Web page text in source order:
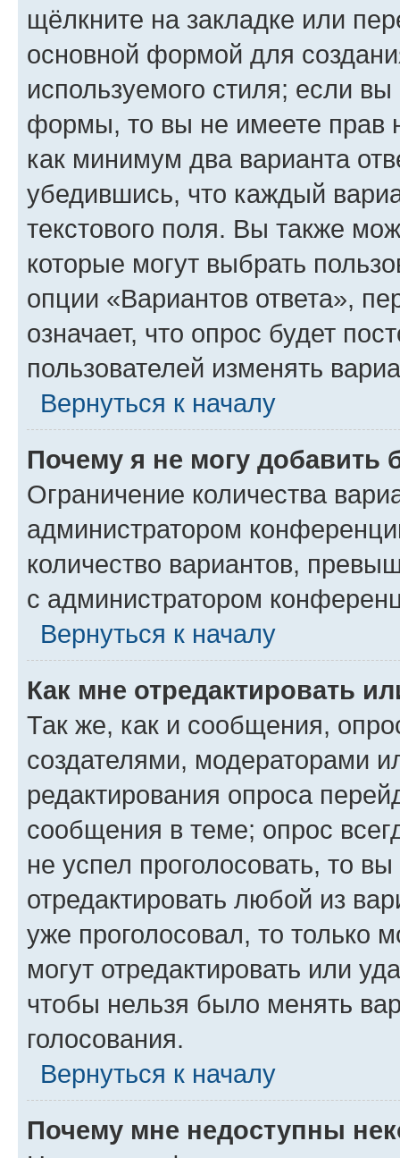
щёлкните на закладке или
основной формой для
используемого стиля; если
формы, то вы не имеете прав
как минимум два варианта
убедившись, что каждый
текстового поля. Вы также
которые могут выбрать
опции «Вариантов ответа»,
означает, что опрос будет
пользователей изменять
Вернуться к началу
Почему я не могу добавить
Ограничение количества
администратором
количество вариантов,
с администратором
Вернуться к началу
Как мне отредактировать
Так же, как и сообщения,
создателями, модераторами
редактирования опроса
сообщения в теме; опрос
не успел проголосовать, то
отредактировать любой из
уже проголосовал, то только
могут отредактировать или
чтобы нельзя было менять
голосования.
Вернуться к началу
Почему мне недоступны